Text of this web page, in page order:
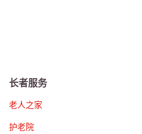
长者服务
老人之家
护老院